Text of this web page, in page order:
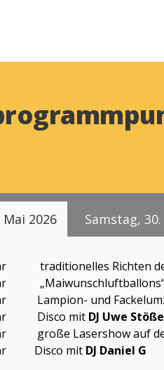
2026 Samstag,
traditionelles Richten
„Maiwunschluftballons“
Lampion- und
Disco mit DJ Uwe
große Lasershow auf
Disco mit DJ Daniel G